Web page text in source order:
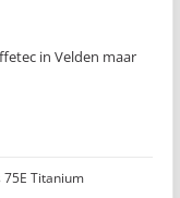
in Velden maar
75E Titanium